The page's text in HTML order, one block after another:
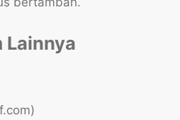
Lainnya